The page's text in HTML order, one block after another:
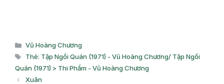
Danh
mục
Vũ Hoàng Chương
Thẻ
Thẻ: Tập Ngồi Quán (1971) - Vũ Hoàng Chương/ Tập Ngồi
Quán (1971) > Thi Phẩm - Vũ Hoàng Chương
Xuân